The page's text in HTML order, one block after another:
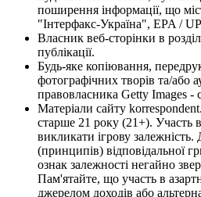
поширення інформації, що
"Інтерфакс-Україна", EPA /
Власник веб-сторінки в
публікації.
Будь-яке копіювання,
фотографічних творів та/або
правовласника Getty Images -
Матеріали сайту
старше 21 року (21+). Участь
викликати ігрову
(принципів) відповідальної
ознак залежності негайно
Пам'ятайте, що участь в
джерелом доходів або